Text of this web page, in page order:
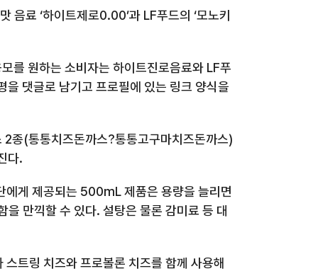
음료 ‘하이트제로0.00’과 LF푸드의 ‘모노키
를 원하는 소비자는 하이트진로음료와 LF푸
을 댓글로 남기고 프로필에 있는 링크 양식을
2종(통통치즈돈까스?통통고구마치즈돈까스)
다.
에게 제공되는 500mL제품은 용량을 늘리면
을 만끽할 수 있다. 설탕은 물론 감미료 등 대
트링 치즈와 프로볼론 치즈를 함께 사용해